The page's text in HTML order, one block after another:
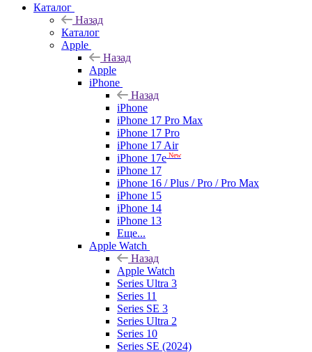
Каталог
Назад
Каталог
Apple
Назад
Apple
iPhone
Назад
iPhone
iPhone 17 Pro Max
iPhone 17 Pro
iPhone 17 Air
iPhone 17e New
iPhone 17
iPhone 16 / Plus / Pro / Pro Max
iPhone 15
iPhone 14
iPhone 13
Еще...
Apple Watch
Назад
Apple Watch
Series Ultra 3
Series 11
Series SE 3
Series Ultra 2
Series 10
Series SE (2024)